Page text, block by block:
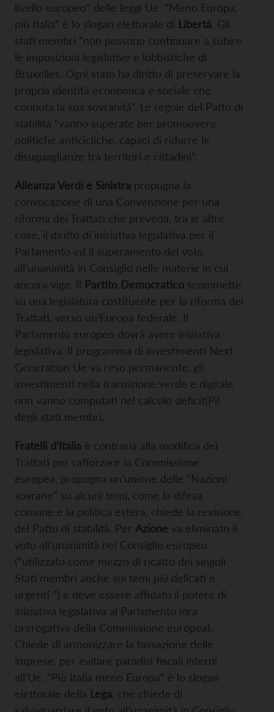
livello europeo” delle leggi Ue. “Meno Europa,
più Italia” è lo slogan elettorale di Libertà. Gli
stati membri “non possono continuare a subire
le imposizioni legislative e lobbistiche di
Bruxelles. Ogni stato ha diritto di preservare la
propria identità economica e sociale che
connota la sua sovranità”. Le regole del Patto di
stabilità “vanno superate per promuovere
politiche anticicliche, capaci di ridurre le
disuguaglianze tra territori e cittadini”.
Alleanza Verdi e Sinistra propugna la
convocazione di una Convenzione per una
riforma dei Trattati che preveda, tra le altre
cose, il diritto di iniziativa legislativa per il
Parlamento ed il superamento del voto
all’unanimità in Consiglio nelle materie in cui
ancora vige. Il Partito Democratico scommette
su una legislatura costituente per la riforma dei
Trattati, verso un’Europa federale. Il
Parlamento europeo dovrà avere iniziativa
legislativa. Il programma di investimenti Next
Generation Ue va reso permanente, gli
investimenti nella transizione verde e digitale
non vanno computati nel calcolo deficit(Pil
degli stati membri.
Fratelli d’Italia è contraria alla modifica dei
Trattati per rafforzare la Commissione
europea, propugna un’unione delle “Nazioni
sovrane” su alcuni temi, come la difesa
comune e la politica estera, chiede la revisione
del Patto di stabilità. Per Azione va eliminato il
voto all’unanimità nel Consiglio europeo
(“utilizzato come mezzo di ricatto dei singoli
Stati membri anche sui temi più delicati e
urgenti “) e deve essere affidato il potere di
iniziativa legislativa al Parlamento (ora
prerogativa della Commissione europea).
Chiede di armonizzare la tassazione delle
imprese, per evitare paradisi fiscali interni
all’Ue. “Più Italia meno Europa” è lo slogan
elettorale della Lega , che chiede di